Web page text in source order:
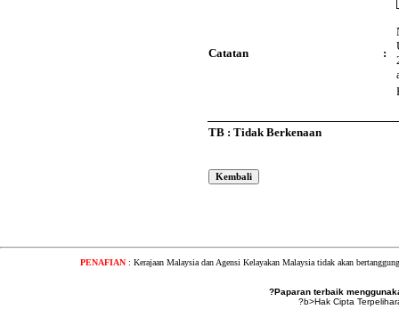
Catatan :
TB : Tidak Berkenaan
PENAFIAN : Kerajaan Malaysia dan Agensi Kelayakan Malaysia tidak akan
?Paparan terbaik
?b>Hak Cipta